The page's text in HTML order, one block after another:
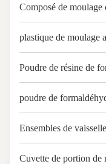
Composé de moulage
plastique de moulage
Poudre de résine de
poudre de
Ensembles de
Cuvette de portion de